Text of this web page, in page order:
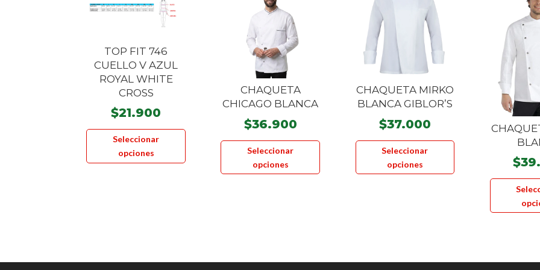
TOP FIT 746
CUELLO V AZUL
ROYAL WHITE
CROSS
$21.900
Seleccionar
opciones
Este
producto
tiene
múltiples
CHAQUETA
CHICAGO BLANCA
$36.900
Seleccionar
opciones
Este
tiene
pueden
CHAQUETA MIRKO
BLANCA GIBLOR’S
$37.000
Seleccionar
opciones
Este
tiene
pueden
$